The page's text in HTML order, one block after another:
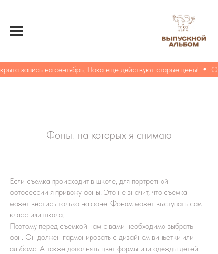
на сентябрь. Пока еще действуют старые цены! Открыта
Фоны, на которых я снимаю
Если съемка происходит в школе, для портретной
фотосессии я привожу фоны. Это не значит, что съемка
может вестись только на фоне. Фоном может выступать сам
класс или школа.
Поэтому перед съемкой нам с вами необходимо выбрать
фон. Он должен гармонировать с дизайном виньетки или
альбома. А также дополнять цвет формы или одежды детей.